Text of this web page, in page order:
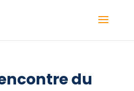
du